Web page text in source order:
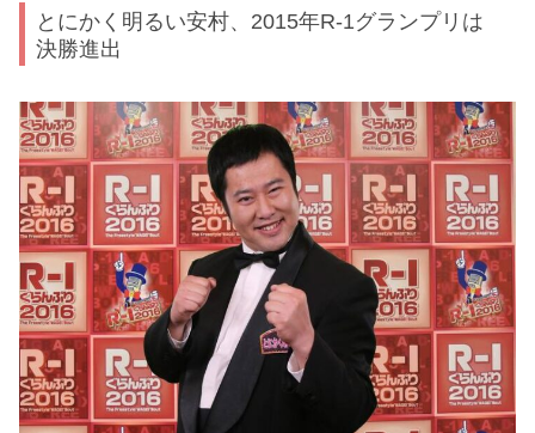
とにかく明るい安村、2015年R-1グランプリは
決勝進出